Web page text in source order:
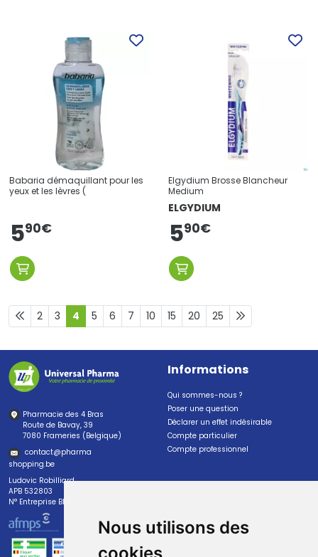
Nous utilisons des
Babaria démaquillant pour les
yeux et les lèvres (
590€
Elgydium Brosse Blancheur
Medium
ELGYDIUM
590€
2 3 4 5 6 7 10 15 20 25
Pharmacie des 4 Bras
Route de Bavay, 39
7080 Frameries (Belgique)
contact@pharma
shopping.be
Ludovic Robilliard
APB 532803
N° Entreprise BE0447.382.113
Informations
Qui sommes-nous ?
Poser une question
Déclarer un effet indésirable
Compte particulier
Compte professionnel